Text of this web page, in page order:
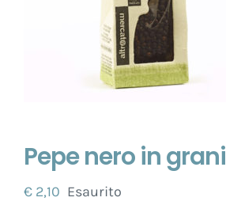
Pepe nero in grani
€ 2,10 Esaurito